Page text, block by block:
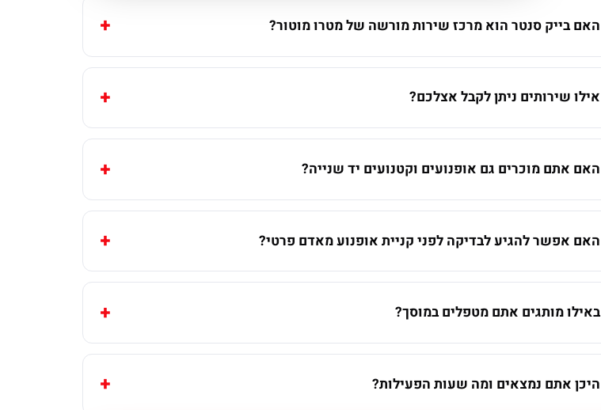
האם בייק סנטר הוא מרכז שירות מורשה של מטרו מוטור?
אילו שירותים ניתן לקבל אצלכם?
האם אתם מוכרים גם אופנועים וקטנועים יד שנייה?
האם אפשר להגיע לבדיקה לפני קניית אופנוע מאדם פרטי?
באילו מותגים אתם מטפלים במוסך?
היכן אתם נמצאים ומה שעות הפעילות?